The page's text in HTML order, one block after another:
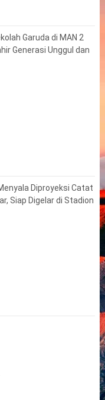
Garuda di MAN 2
Generasi Unggul dan
Diproyeksi Catat
Siap Digelar di Stadion